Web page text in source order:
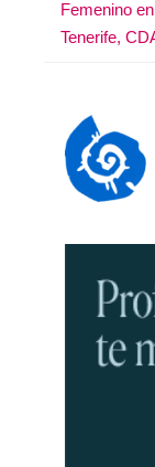
Femenino
Tenerife,